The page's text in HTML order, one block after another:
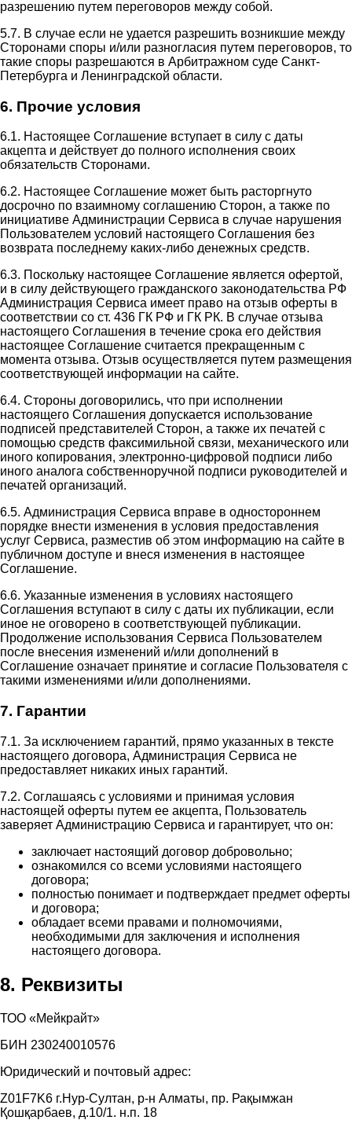
разрешению путем переговоров между собой.
5.7. В случае если не удается разрешить возникшие между
Сторонами споры и/или разногласия путем переговоров, то
такие споры разрешаются в Арбитражном суде Санкт-
Петербурга и Ленинградской области.
6. Прочие условия
6.1. Настоящее Соглашение вступает в силу с даты
акцепта и действует до полного исполнения своих
обязательств Сторонами.
6.2. Настоящее Соглашение может быть расторгнуто
досрочно по взаимному соглашению Сторон, а также по
инициативе Администрации Сервиса в случае нарушения
Пользователем условий настоящего Соглашения без
возврата последнему каких-либо денежных средств.
6.3. Поскольку настоящее Соглашение является офертой,
и в силу действующего гражданского законодательства РФ
Администрация Сервиса имеет право на отзыв оферты в
соответствии со ст. 436 ГК РФ и ГК РК. В случае отзыва
настоящего Соглашения в течение срока его действия
настоящее Соглашение считается прекращенным с
момента отзыва. Отзыв осуществляется путем размещения
соответствующей информации на сайте.
6.4. Стороны договорились, что при исполнении
настоящего Соглашения допускается использование
подписей представителей Сторон, а также их печатей с
помощью средств факсимильной связи, механического или
иного копирования, электронно-цифровой подписи либо
иного аналога собственноручной подписи руководителей и
печатей организаций.
6.5. Администрация Сервиса вправе в одностороннем
порядке внести изменения в условия предоставления
услуг Сервиса, разместив об этом информацию на сайте в
публичном доступе и внеся изменения в настоящее
Соглашение.
6.6. Указанные изменения в условиях настоящего
Соглашения вступают в силу с даты их публикации, если
иное не оговорено в соответствующей публикации.
Продолжение использования Сервиса Пользователем
после внесения изменений и/или дополнений в
Соглашение означает принятие и согласие Пользователя с
такими изменениями и/или дополнениями.
7. Гарантии
7.1. За исключением гарантий, прямо указанных в тексте
настоящего договора, Администрация Сервиса не
предоставляет никаких иных гарантий.
7.2. Соглашаясь с условиями и принимая условия
настоящей оферты путем ее акцепта, Пользователь
заверяет Администрацию Сервиса и гарантирует, что он:
заключает настоящий договор добровольно;
ознакомился со всеми условиями настоящего
договора;
полностью понимает и подтверждает предмет оферты
и договора;
обладает всеми правами и полномочиями,
необходимыми для заключения и исполнения
настоящего договора.
8. Реквизиты
ТОО «Мейкрайт»
БИН 230240010576
Юридический и почтовый адрес:
Z01F7K6 г.Нур-Султан, р-н Алматы, пр. Рақымжан
Қошқарбаев, д.10/1. н.п. 18